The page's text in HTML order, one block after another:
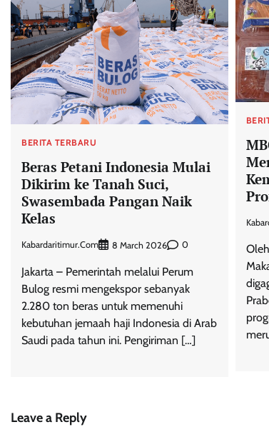
BERITA TERBARU
Beras Petani Indonesia Mulai
Dikirim ke Tanah Suci,
Swasembada Pangan Naik
Kelas
Kabardaritimur.com 8 March 2026 0
Jakarta – Pemerintah melalui Perum
Bulog resmi mengekspor sebanyak
2.280 ton beras untuk memenuhi
kebutuhan jemaah haji Indonesia di Arab
Saudi pada tahun ini. Pengiriman […]
Leave a Reply